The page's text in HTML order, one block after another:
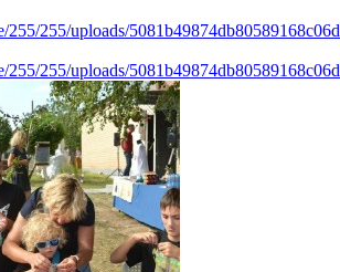
255/255/uploads/
255/255/uploads/